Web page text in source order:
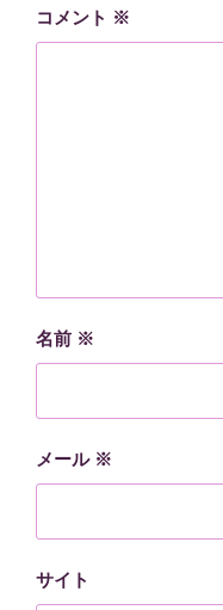
コメント ※
名前 ※
メール ※
サイト